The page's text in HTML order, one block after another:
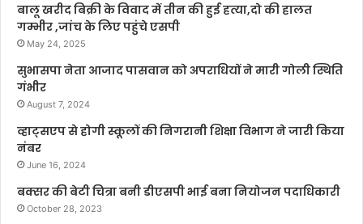
बालू खरीद बिक्री के विवाद में तीन की हुई हत्या,दो की हालत
गम्भीर ,जांच के लिए पहुंचे एसपी
May 24, 2025
सुभासपा नेता आजाद पासवान को अपराधियों ने मारी गोली स्थिति
गंभीर
August 7, 2024
व्हाट्सएप से होगी स्कूलों की निगरानी शिक्षा विभाग ने जारी किया
नंबर
June 16, 2024
बक्सर की बेटी चित्रा बनी डीएसपी भाई बना नियोजन पदाधिकारी
October 28, 2023